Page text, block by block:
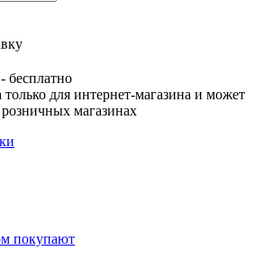
бесплатно
для интернет-магазина и может
магазинах
покупают